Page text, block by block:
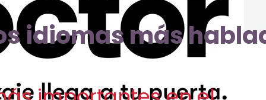
idiomas más